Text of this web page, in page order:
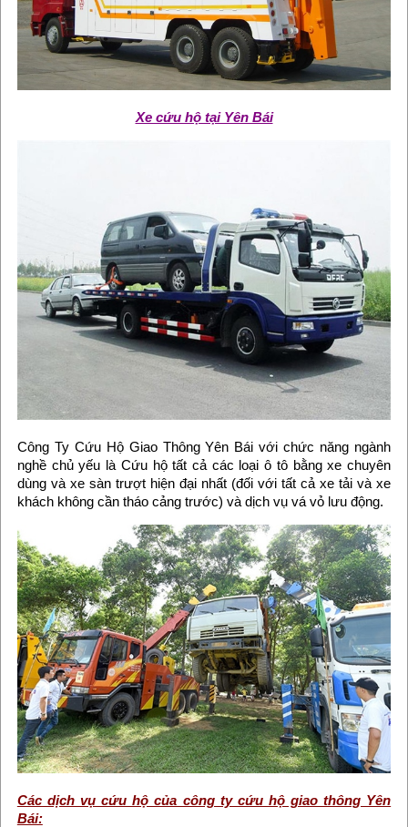
Xe cứu hộ tại Yên Bái
Công Ty Cứu Hộ Giao Thông Yên Bái với chức năng ngành
nghề chủ yếu là Cứu hộ tất cả các loại ô tô bằng xe chuyên
dùng và xe sàn trượt hiện đại nhất (đối với tất cả xe tải và xe
khách không cần tháo cảng trước) và dịch vụ vá vỏ lưu động.
Các dịch vụ cứu hộ của công ty cứu hộ giao thông Yên
Bái: